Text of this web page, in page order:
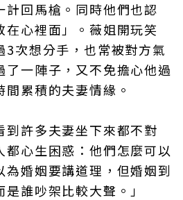
計回馬槍。同時他們也認
在心裡面」。薇姐開玩笑
3次想分手，也常被對方氣
了一陣子，又不免擔心他過
累積的夫妻情緣。
到許多夫妻坐下來都不對
都心生困惑：他們怎麼可以
為婚姻要講道理，但婚姻到
誰吵架比較大聲。」